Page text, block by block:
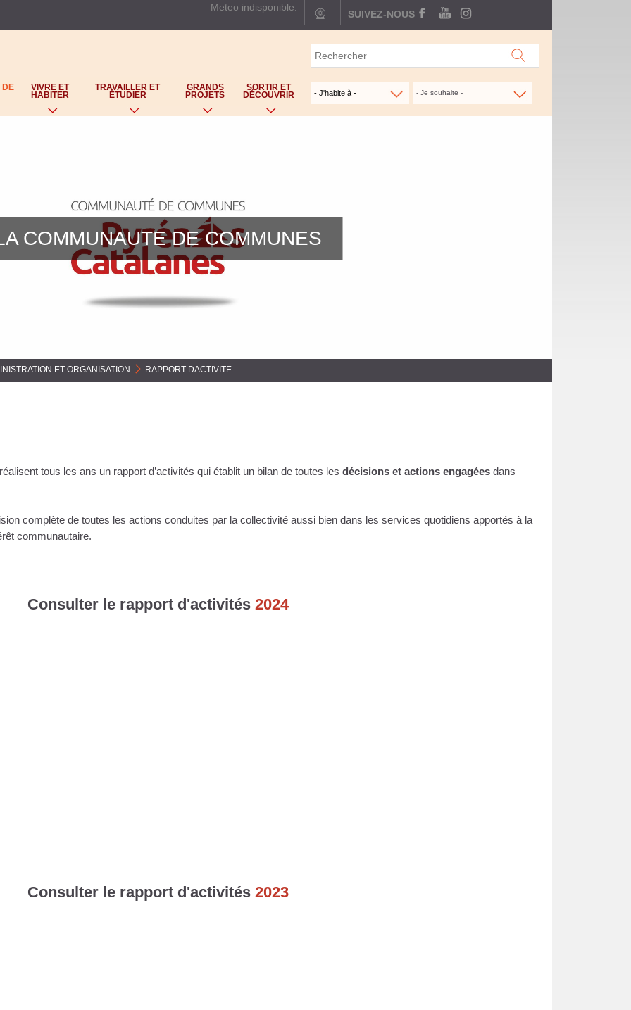
au
SUIVEZ-NOUS FACEBOOK
YOUTUBEINSTAGRAM
webcam
Meteo indisponible.
DE VIVRE ET
HABITER
TRAVAILLER ET
ÉTUDIER
GRANDS
PROJETS
SORTIR ET
DÉCOUVRIR - Je souhaite -
COMMUNAUTE DE COMMUNES
ET ORGANISATION > RAPPORT DACTIVITE
tous les ans un rapport d’activités qui établit un bilan de toutes les décisions et actions engagéesdans
complète de toutes les actions conduites par la collectivité aussi bien dans les services quotidiens apportés à la
communautaire.
Consulter le rapport d'activités 2024
Consulter le rapport d'activités 2023